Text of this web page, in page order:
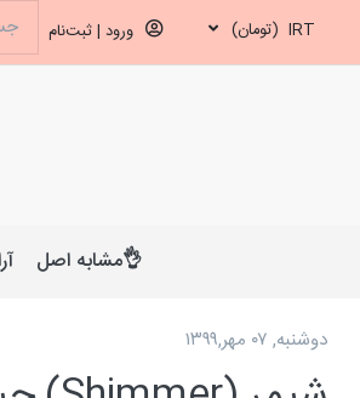
IRT (تومان) ورود | ثبت‌نام
👌مشابه اصل
دوشنبه, ۰۷ مهر,۱۳۹۹